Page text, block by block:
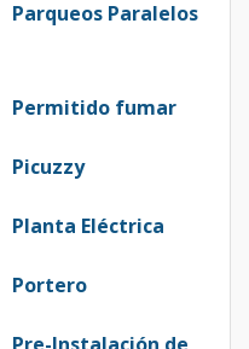
Parqueos Paralelos
Permitido fumar
Picuzzy
Planta Eléctrica
Portero